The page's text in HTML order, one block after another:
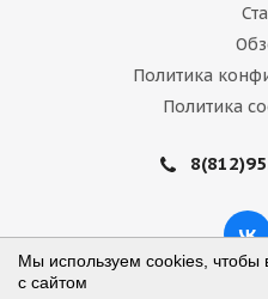
Политика
Политика
Мы используем cookies, чтобы
с сайтом